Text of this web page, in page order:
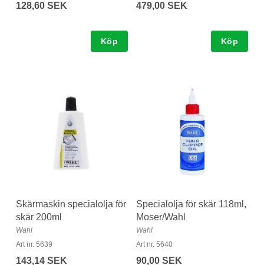
128,60 SEK
Köp
479,00 SEK
Köp
Skärmaskin specialolja för
skär 200ml
Wahl
Art nr. 5639
143,14 SEK
Specialolja för skär 118ml,
Moser/Wahl
Wahl
Art nr. 5640
90,00 SEK